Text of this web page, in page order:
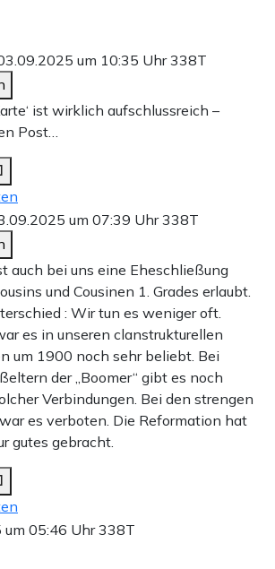
um 10:35 Uhr338T
ist wirklich aufschlussreich –
Post…
um 07:39 Uhr338T
auch bei uns eine Eheschließung
und Cousinen 1. Grades erlaubt.
: Wir tun es weniger oft.
es in unseren clanstrukturellen
um 1900 noch sehr beliebt. Bei
der „Boomer“ gibt es noch
Verbindungen. Bei den strengen
es verboten. Die Reformation hat
gutes gebracht.
05:46 Uhr338T